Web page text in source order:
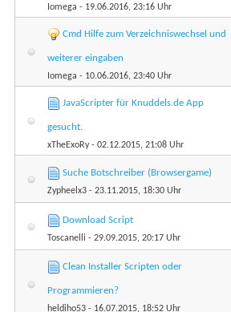
Iomega - 19.06.2016, 23:16 Uhr
Cmd Hilfe zum Verzeichniswechsel und
weiterer eingaben
Iomega - 10.06.2016, 23:40 Uhr
JavaScripter für Knuddels.de App
gesucht.
xTheExoRy- 02.12.2015, 21:08 Uhr
Suche Botschreiber (Browsergame)
Zypheelx3 - 23.11.2015, 18:30 Uhr
Download Script
Toscanelli - 29.09.2015, 20:17 Uhr
Clean Installer Scripten oder
Programmieren?
heldiho53 - 16.07.2015, 18:52 Uhr